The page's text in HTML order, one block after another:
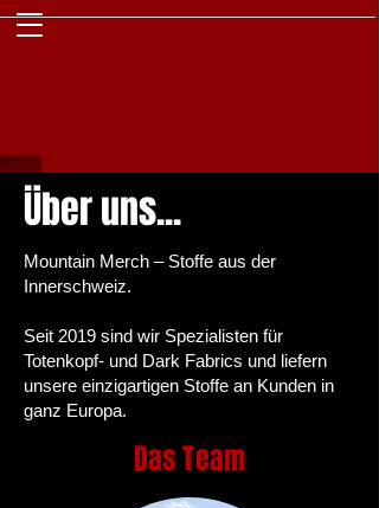
Über uns...
Mountain Merch – Stoffe aus der
Innerschweiz.
Seit 2019 sind wir Spezialisten für
Totenkopf- und Dark Fabrics und liefern
unsere einzigartigen Stoffe an Kunden in
ganz Europa.
Das Team